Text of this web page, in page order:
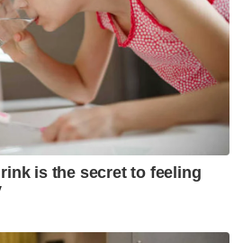
“मैं रन आउट हो गया क्योंकि
मुझे बिल्कुल भी पसंद नहीं आया।
छोड़ दूँगा।”
निक्स ने एक उल्लेखनीय देर रैली के
अपना स्थानीय डर्बी 108-103
अंकों की बढ़त लेने के बाद नेट्स
थे, लेकिन चौथे क्वार्टर में